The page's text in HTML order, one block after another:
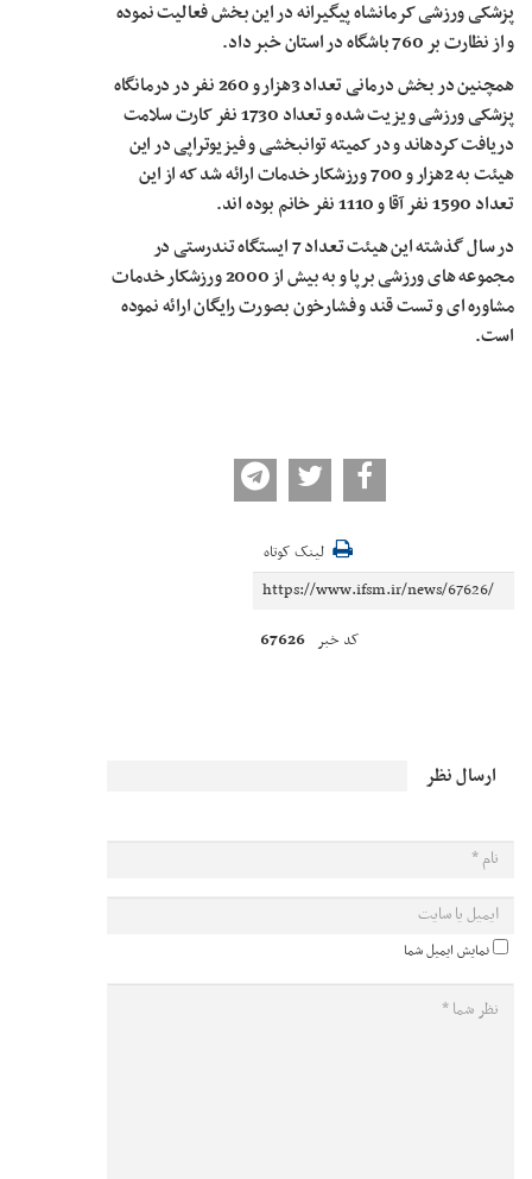
پزشکی ورزشی کرمانشاه پیگیرانه در این بخش فعالیت نموده
و از نظارت بر 760 باشگاه در استان خبر داد.
همچنین در بخش درمانی تعداد 3هزار و 260 نفر در درمانگاه
پزشکی ورزشی ویزیت شده و تعداد 1730 نفر کارت سلامت
دریافت کرده­اند و در کمیته توانبخشی و فیزیوتراپی در این
هیئت به 2هزار و 700 ورزشکار خدمات ارائه شد که از این
تعداد 1590 نفر آقا و 1110 نفر خانم بوده اند.
در سال گذشته این هیئت تعداد 7 ایستگاه تندرستی در
مجموعه های ورزشی برپا و به بیش از 2000 ورزشکار خدمات
مشاوره ای و تست قند و فشارخون بصورت رایگان ارائه نموده
است.
لینک کوتاه
کد خبر 67626
ارسال نظر
نمایش ایمیل شما